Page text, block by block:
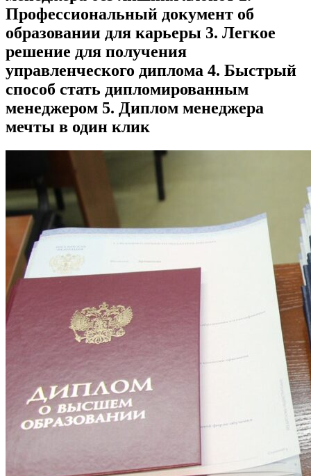
Профессиональный документ об
образовании для карьеры 3. Легкое
решение для получения
управленческого диплома 4. Быстрый
способ стать дипломированным
менеджером 5. Диплом менеджера
мечты в один клик